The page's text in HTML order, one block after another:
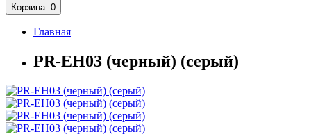
Корзина: 0
Главная
PR-EH03 (черный) (серый)